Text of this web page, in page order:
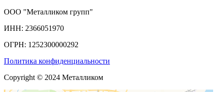
ООО "Металликом групп"
ИНН: 2366051970
ОГРН: 1252300000292
Политика конфиденциальности
Copyright © 2024 Металликом